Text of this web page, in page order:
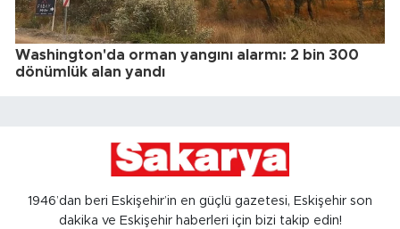
Washington'da orman yangını alarmı: 2 bin 300
dönümlük alan yandı
1946’dan beri Eskişehir’in en güçlü gazetesi, Eskişehir son
dakika ve Eskişehir haberleri için bizi takip edin!